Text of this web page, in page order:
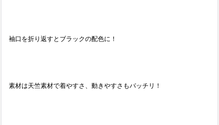
袖口を折り返すとブラックの配色に！
素材は天竺素材で着やすさ、動きやすさもバッチリ！